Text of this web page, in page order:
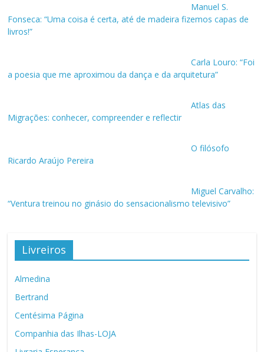
Manuel S.
Fonseca: “Uma coisa é certa, até de madeira fizemos capas de
livros!”
Carla Louro: “Foi
a poesia que me aproximou da dança e da arquitetura”
Atlas das
Migrações: conhecer, compreender e reflectir
O filósofo
Ricardo Araújo Pereira
Miguel Carvalho:
“Ventura treinou no ginásio do sensacionalismo televisivo”
Livreiros
Almedina
Bertrand
Centésima Página
Companhia das Ilhas-LOJA